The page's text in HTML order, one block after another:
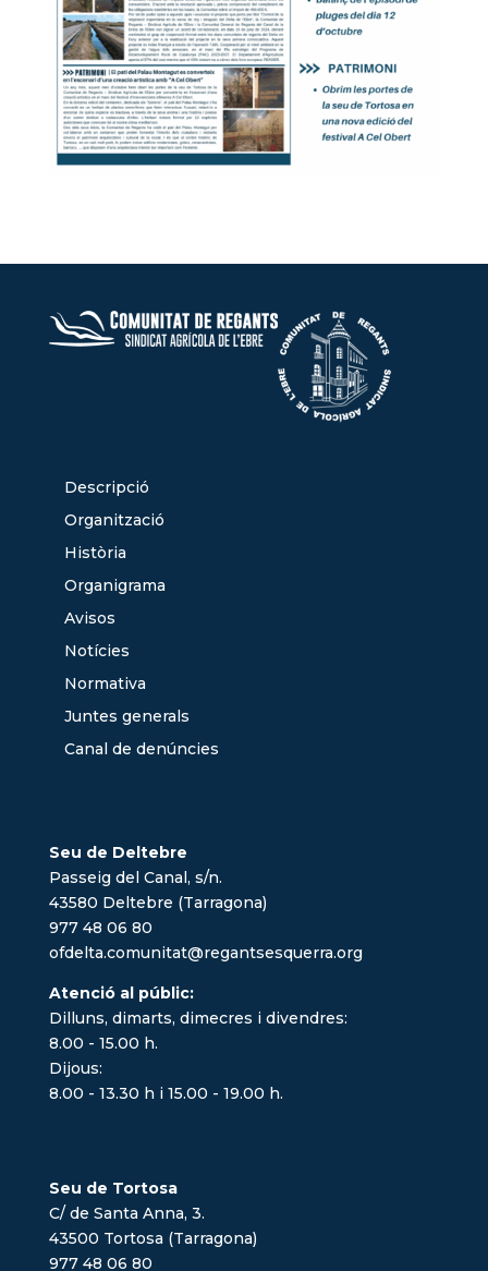
Descripció
Organització
Història
Organigrama
Avisos
Notícies
Normativa
Juntes generals
Canal de denúncies
Seu de Deltebre
Passeig del Canal, s/n.
43580 Deltebre (Tarragona)
977 48 06 80
ofdelta.comunitat@regantsesquerra.org
Atenció al públic:
Dilluns, dimarts, dimecres i divendres:
8.00 - 15.00 h.
Dijous:
8.00 - 13.30 h i 15.00 - 19.00 h.
Seu de Tortosa
C/ de Santa Anna, 3.
43500 Tortosa (Tarragona)
977 48 06 80